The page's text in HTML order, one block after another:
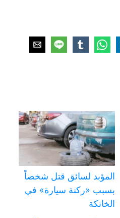
المؤبد لسائق قتل شخصاً
بسبب «ركنة سيارة» في
الخانكة